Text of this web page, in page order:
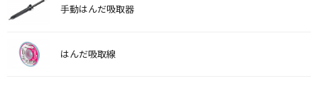
手動はんだ吸取器
はんだ吸取線